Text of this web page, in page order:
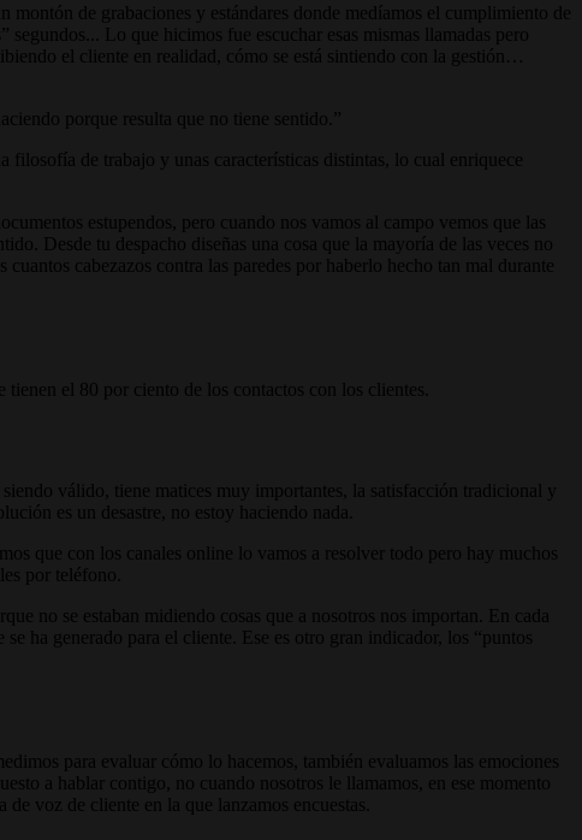
de grabaciones y estándares donde medíamos el cumplimiento de
segundos... Lo que hicimos fue escuchar esas mismas llamadas pero
el cliente en realidad, cómo se está sintiendo con la gestión…
porque resulta que no tiene sentido.
filosofía de trabajo y unas características distintas, lo cual enriquece
estupendos, pero cuando nos vamos al campo vemos que las
Desde tu despacho diseñas una cosa que la mayoría de las veces no
cabezazos contra las paredes por haberlo hecho tan mal durante
el 80 por ciento de los contactos con los clientes.
válido, tiene matices muy importantes, la satisfacción tradicional y
es un desastre, no estoy haciendo nada.
que con los canales online lo vamos a resolver todo pero hay muchos
por teléfono.
no se estaban midiendo cosas que a nosotros nos importan. En cada
ha generado para el cliente. Ese es otro gran indicador, los “puntos
para evaluar cómo lo hacemos, también evaluamos las emociones
a hablar contigo, no cuando nosotros le llamamos, en ese momento
voz de cliente en la que lanzamos encuestas.